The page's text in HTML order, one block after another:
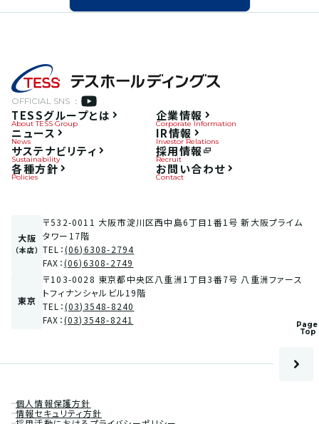
OFFICIAL SNS ：
TESSグループとは
About TESS Group
企業情報
Corporate Information
ニュース
News
IR情報
Investor Relations
サステナビリティ
Sustainability
採用情報
Recruit
各種方針
Policies
お問い合わせ
Contact
大阪
（本店）
〒532-0011 大阪市淀川区西中島6丁目1番1号 新大阪プライム
タワー17階
TEL：(06)6308-2794
FAX：(06)6308-2749
東京
〒103-0028 東京都中央区八重洲1丁目3番7号 八重洲ファース
トフィナンシャルビル19階
TEL：(03)3548-8240
FAX：(03)3548-8241 Page
Top
個人情報保護方針
情報セキュリティ方針